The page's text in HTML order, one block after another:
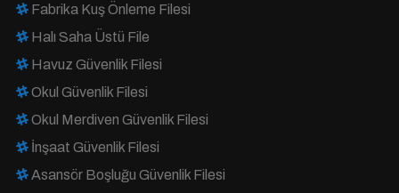
Fabrika Kuş Önleme Filesi
Halı Saha Üstü File
Havuz Güvenlik Filesi
Okul Güvenlik Filesi
Okul Merdiven Güvenlik Filesi
İnşaat Güvenlik Filesi
Asansör Boşluğu Güvenlik Filesi